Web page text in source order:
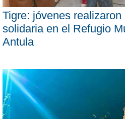
Tigre: jóvenes
solidaria en el Refugio
Antula